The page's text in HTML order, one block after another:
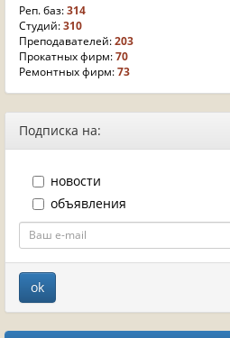
Реп. баз:314
Студий:310
Преподавателей:203
Прокатных фирм:70
Ремонтных фирм:73
Подписка на:
новости
объявления